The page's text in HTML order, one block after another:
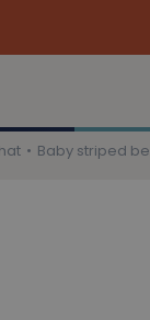
Baby striped